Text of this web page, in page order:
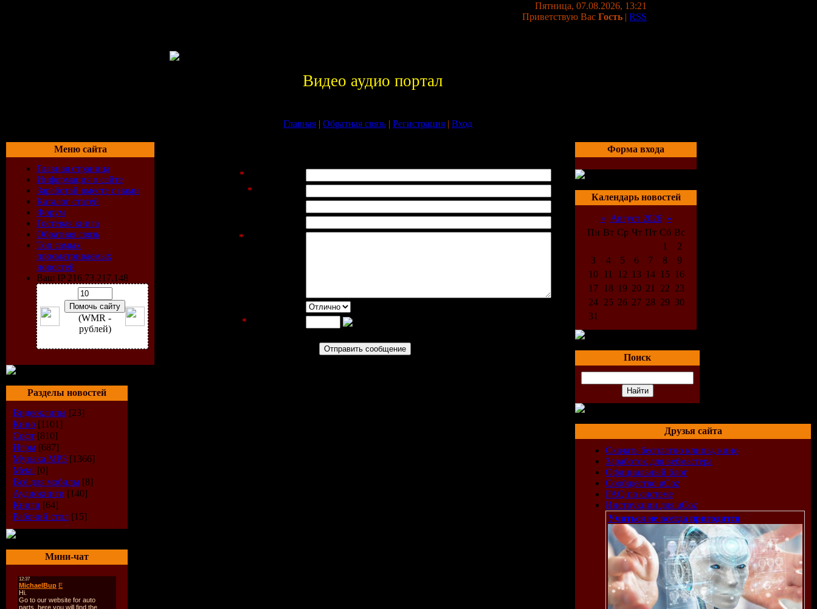
Пятница, 07.08.2026, 13:21
Приветствую Вас Гость | RSS
Видео аудио портал
Главная | Обратная связь | Регистрация | Вход
Меню сайта
Главная страница
Информация о сайте
Заработай вместе с нами
Каталог статей
Форум
Гостевая книга
Обратная связь
Топ самых
просматриваемых
новостей
Ваш IP 216.73.217.148
(WMR -
рублей)
Разделы новостей
Видеоклипы [23]
Кино [1101]
Софт [810]
Игры [687]
Музыка МР3 [1366]
Metal [0]
Всё для мобилы [8]
Аудиокниги [140]
Книги [64]
Рабочий стол [15]
Мини-чат
*
*
*
*
Форма входа
Календарь новостей
« Август 2026 »
Пн Вт Ср Чт Пт Сб Вс
1
2
3
4 5 6 7 8
9
10
11 12 13 14 15 16
17
18 19 20 21 22 23
24 25 26 27 28 29 30
31
Поиск
Друзья сайта
Скачать бесплатно клипы, кино
Заработок для вебмастера
Официальный блог
Сообщество uCoz
FAQ по системе
Инструкции для uCoz
Учиться не всегда пригодится